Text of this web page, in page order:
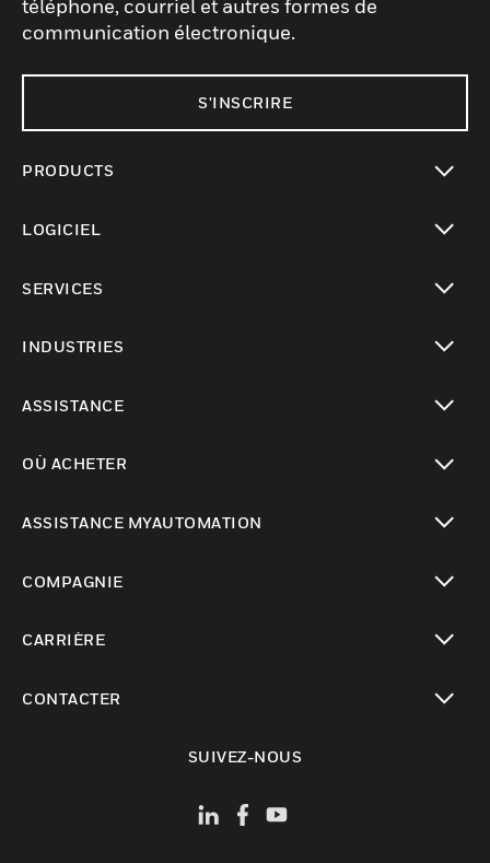
téléphone, courriel et autres formes de
communication électronique.
S'INSCRIRE
PRODUCTS
LOGICIEL
SERVICES
INDUSTRIES
ASSISTANCE
OÙ ACHETER
ASSISTANCE MYAUTOMATION
COMPAGNIE
CARRIÈRE
CONTACTER
SUIVEZ-NOUS